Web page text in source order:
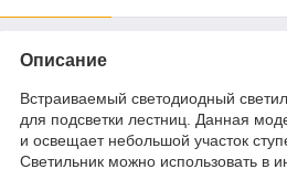
Описание
Встраиваемый светодиодный
для подсветки лестниц. Данная
и освещает небольшой участок
Светильник можно использовать в